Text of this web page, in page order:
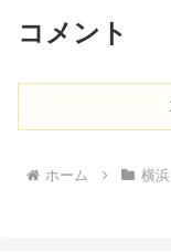
コメント
ホーム 横